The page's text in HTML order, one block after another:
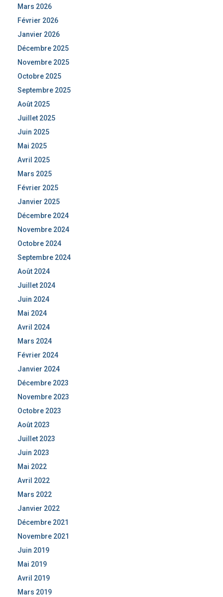
Mars 2026
Février 2026
Janvier 2026
Décembre 2025
Novembre 2025
Octobre 2025
Septembre 2025
Août 2025
Juillet 2025
Juin 2025
Mai 2025
Avril 2025
Mars 2025
Février 2025
Janvier 2025
Décembre 2024
Novembre 2024
Octobre 2024
Septembre 2024
Août 2024
Juillet 2024
Juin 2024
Mai 2024
Avril 2024
Mars 2024
Février 2024
Janvier 2024
Décembre 2023
Novembre 2023
Octobre 2023
Août 2023
Juillet 2023
Juin 2023
Mai 2022
Avril 2022
Mars 2022
Janvier 2022
Décembre 2021
Novembre 2021
Juin 2019
Mai 2019
Avril 2019
Mars 2019